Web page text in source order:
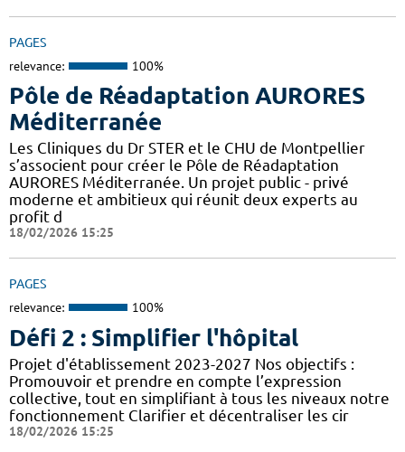
PAGES
relevance: 100%
Pôle de Réadaptation AURORES
Méditerranée
Les Cliniques du Dr STER et le CHU de Montpellier
s’associent pour créer le Pôle de Réadaptation
AURORES Méditerranée. Un projet public - privé
moderne et ambitieux qui réunit deux experts au
profit d
18/02/2026 15:25
PAGES
relevance: 100%
Défi 2 : Simplifier l'hôpital
Projet d'établissement 2023-2027 Nos objectifs :
Promouvoir et prendre en compte l’expression
collective, tout en simplifiant à tous les niveaux notre
fonctionnement Clarifier et décentraliser les cir
18/02/2026 15:25